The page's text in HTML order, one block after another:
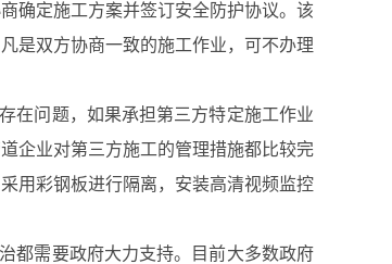
确定施工方案并签订安全防护协议。该
是双方协商一致的施工作业，可不办理
在问题，如果承担第三方特定施工作业
企业对第三方施工的管理措施都比较完
用彩钢板进行隔离，安装高清视频监控
都需要政府大力支持。目前大多数政府